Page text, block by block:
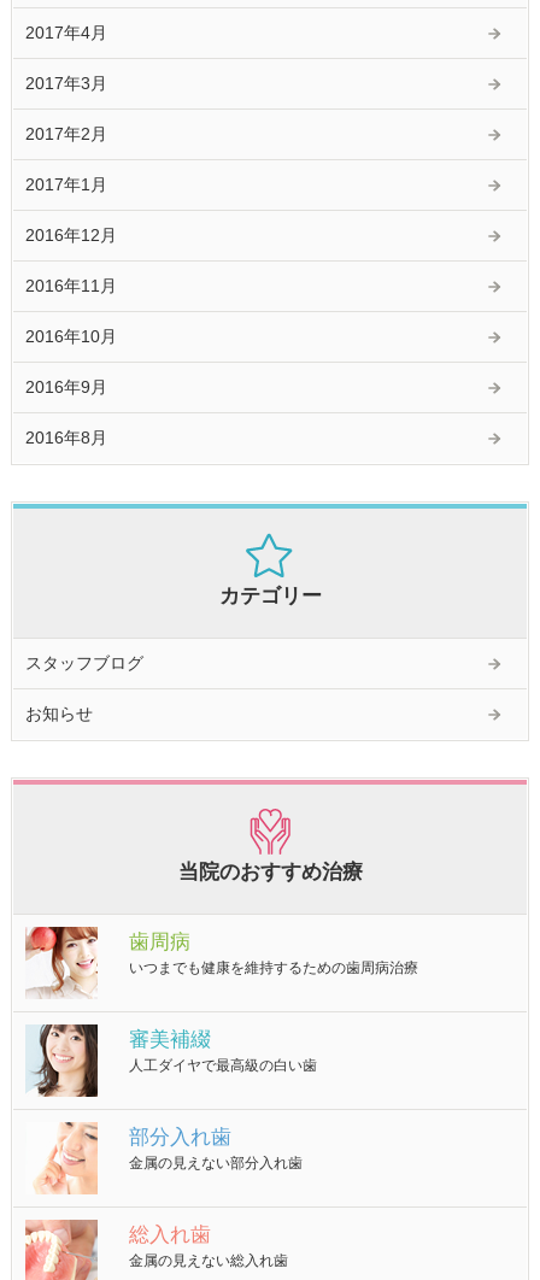
2017年4月
2017年3月
2017年2月
2017年1月
2016年12月
2016年11月
2016年10月
2016年9月
2016年8月
カテゴリー
スタッフブログ
お知らせ
当院のおすすめ治療
歯周病
いつまでも健康を維持するための歯周病治療
審美補綴
人工ダイヤで最高級の白い歯
部分入れ歯
金属の見えない部分入れ歯
総入れ歯
金属の見えない総入れ歯